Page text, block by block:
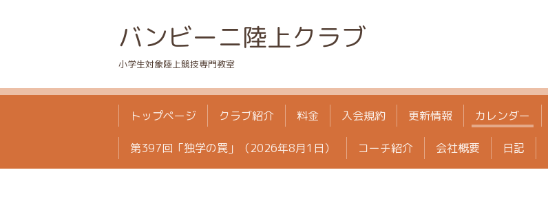
バンビーニ陸上クラブ
小学生対象陸上競技専門教室
トップページ クラブ紹介 料金 入会規約 更新情報 カレンダー
第397回「独学の罠」（2026年8月1日） コーチ紹介 会社概要 日記